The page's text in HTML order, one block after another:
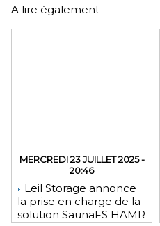
A lire également
MERCREDI 23 JUILLET 2025 -
20:46
Leil Storage annonce
la prise en charge de la
solution SaunaFS HAMR